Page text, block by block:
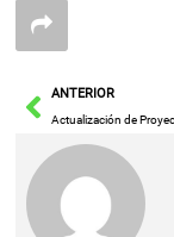
AntANTERIOR